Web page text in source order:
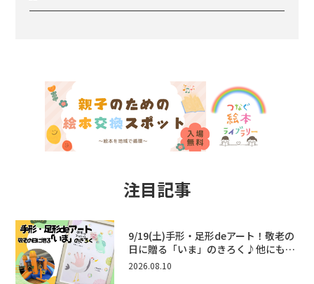
注目記事
9/19(土)手形・足形deアート！敬老の
日に贈る「いま」のきろく♪他にもふ
あふあ遊具などお楽しみがいっぱいの
2026.08.10